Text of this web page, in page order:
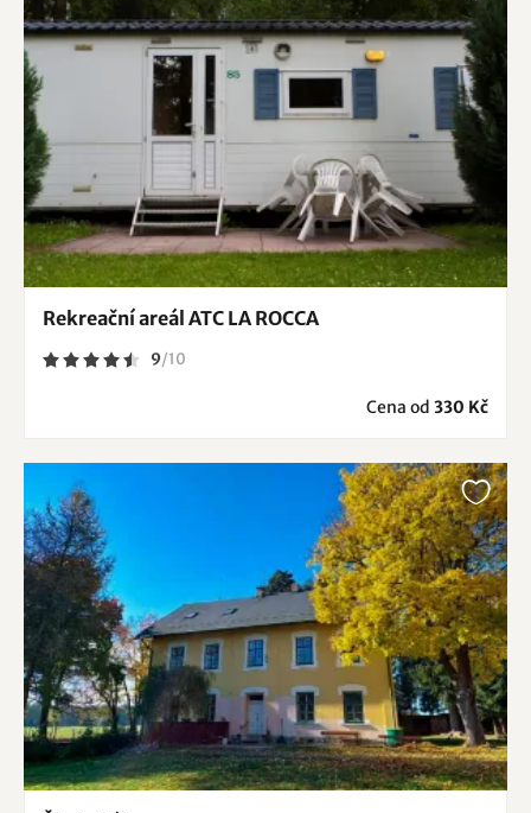
Rekreační areál ATC LA ROCCA
9/10
Cena od 330 Kč